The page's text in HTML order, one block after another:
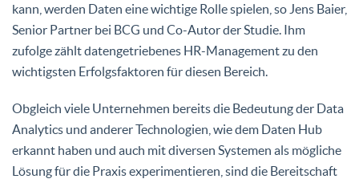
kann, werden Daten eine wichtige Rolle spielen, so Jens Baier,
Senior Partner bei BCG und Co-Autor der Studie. Ihm
zufolge zählt datengetriebenes HR-Management zu den
wichtigsten Erfolgsfaktoren für diesen Bereich.
Obgleich viele Unternehmen bereits die Bedeutung der Data
Analytics und anderer Technologien, wie dem Daten Hub
erkannt haben und auch mit diversen Systemen als mögliche
Lösung für die Praxis experimentieren, sind die Bereitschaft